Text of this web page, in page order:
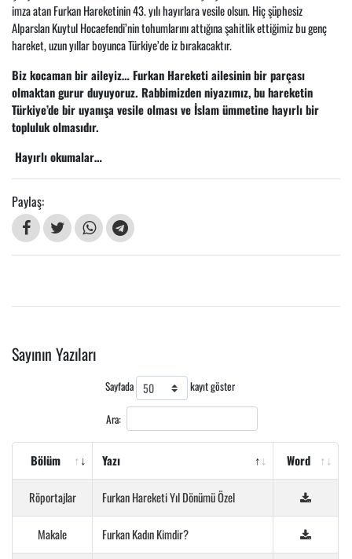
imza atan Furkan Hareketinin 43. yılı hayırlara vesile olsun. Hiç şüphesiz
Alparslan Kuytul Hocaefendi’nin tohumlarını attığına şahitlik ettiğimiz bu genç
hareket, uzun yıllar boyunca Türkiye’de iz bırakacaktır.
Biz kocaman bir aileyiz… Furkan Hareketi ailesinin bir parçası
olmaktan gurur duyuyoruz. Rabbimizden niyazımız, bu hareketin
Türkiye’de bir uyanışa vesile olması ve İslam ümmetine hayırlı bir
topluluk olmasıdır.
Hayırlı okumalar…
Paylaş:
Sayının Yazıları
Sayfada kayıt göster
Ara:
Bölüm Yazı Word
Röportajlar Furkan Hareketi Yıl Dönümü Özel
Makale Furkan Kadın Kimdir?